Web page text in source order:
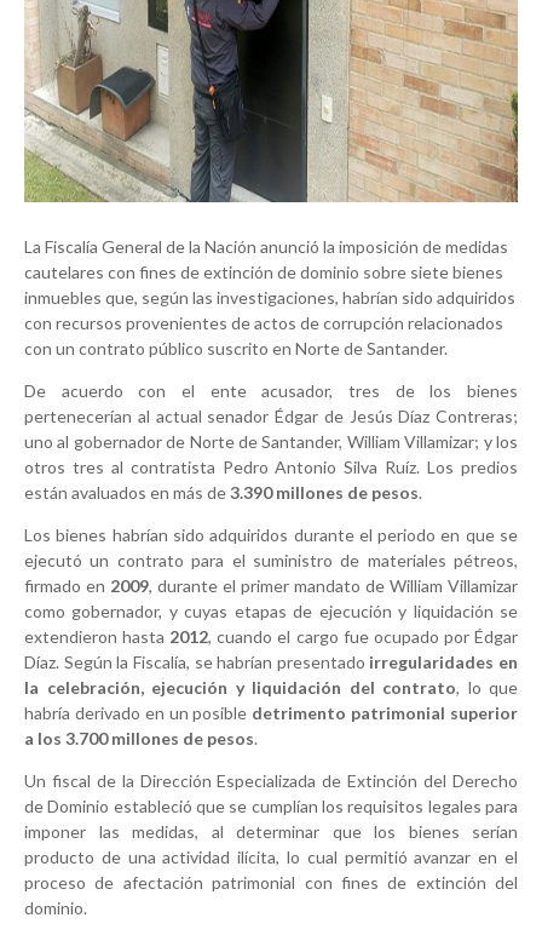
La Fiscalía General de la Nación anunció la imposición de medidas
cautelares con fines de extinción de dominio sobre siete bienes
inmuebles que, según las investigaciones, habrían sido adquiridos
con recursos provenientes de actos de corrupción relacionados
con un contrato público suscrito en Norte de Santander.
De acuerdo con el ente acusador, tres de los bienes
pertenecerían al actual senador Édgar de Jesús Díaz Contreras;
uno al gobernador de Norte de Santander, William Villamizar; y los
otros tres al contratista Pedro Antonio Silva Ruíz. Los predios
están avaluados en más de3.390 millones de pesos.
Los bienes habrían sido adquiridos durante el periodo en que se
ejecutó un contrato para el suministro de materiales pétreos,
firmado en 2009, durante el primer mandato de William Villamizar
como gobernador, y cuyas etapas de ejecución y liquidación se
extendieron hasta 2012, cuando el cargo fue ocupado por Édgar
Díaz. Según la Fiscalía, se habrían presentado irregularidades en
la celebración, ejecución y liquidación del contrato, lo que
habría derivado en un posible detrimento patrimonial superior
a los 3.700 millones de pesos.
Un fiscal de la Dirección Especializada de Extinción del Derecho
de Dominio estableció que se cumplían los requisitos legales para
imponer las medidas, al determinar que los bienes serían
producto de una actividad ilícita, lo cual permitió avanzar en el
proceso de afectación patrimonial con fines de extinción del
dominio.